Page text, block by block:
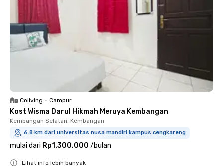
Coliving • Campur
Kost Wisma Darul Hikmah Meruya Kembangan
Kembangan Selatan, Kembangan
6.8 km dari universitas nusa mandiri kampus cengkareng
mulai dari Rp1.300.000 /bulan
Lihat info lebih banyak